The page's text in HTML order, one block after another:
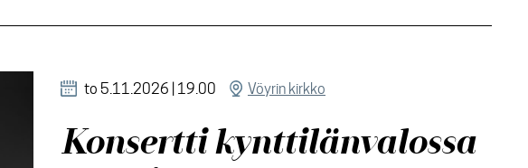
to 5.11.2026 | 19.00 Vöyrin kirkko
Konsertti kynttilänvalossa